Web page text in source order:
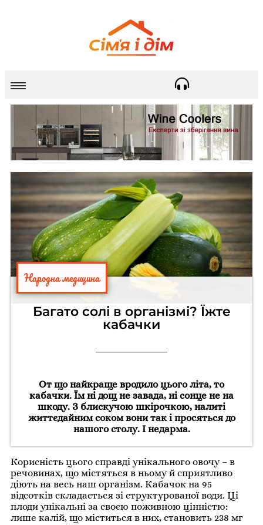
Народна медицина
Багато солі в організмі? Їжте
кабачки
От що найкраще вродило цього літа, то
кабачки. Їм ні дощ не завада, ні сонце не на
шкоду. З блискучою шкірочкою, налиті
життєдайним соком вони так і просяться до
нашого столу. І недарма.
Корисність цього справді унікального овочу – в
речовинах, що містяться в ньому й сприятливо
діють на весь наш організм. Кабачок на 95
відсотків складається зі структурованої води. Ці
плоди унікальні за своєю поживною цінністю:
лише калій, що міститься в них, становить 238 мг